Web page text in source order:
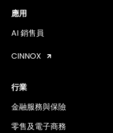
應用
AI 銷售員
CINNOX
行業
金融服務與保險
零售及電子商務